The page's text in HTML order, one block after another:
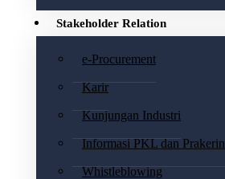
Stakeholder Relation
e-Procurement
Karir
Kunjungan Industri
Informasi PKL dan Prakerin
Whistleblowing